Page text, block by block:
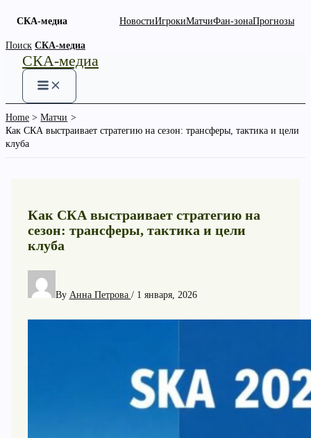
СКА-медиа НовостиИгрокиМатчиФан-зонаПрогнозы
Skip
content
Поиск СКА-медиа
СКА-медиа
Home
Матчи
Как СКА выстраивает стратегию на сезон: трансферы, тактика и цели
клуба
Как СКА выстраивает стратегию на
сезон: трансферы, тактика и цели
клуба
By Анна Петрова / 1 января, 2026